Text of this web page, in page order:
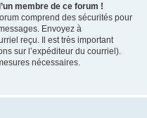
membre de ce forum !
comprend des sécurités pour
Envoyez à
reçu. Il est très important
sur l’expéditeur du courriel).
nécessaires.